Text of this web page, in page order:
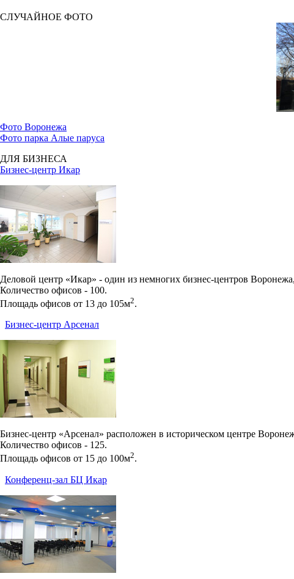
СЛУЧАЙНОЕ ФОТО
Фото Воронежа
Фото парка Алые паруса
ДЛЯ БИЗНЕСА
Бизнес-центр Икар
Деловой центр «Икар» - один из немногих бизнес-центров
Количество офисов - 100.
Площадь офисов от 13 до 105м2.
Бизнес-центр Арсенал
Бизнес-центр «Арсенал» расположен в историческом центре
Количество офисов - 125.
Площадь офисов от 15 до 100м2.
Конференц-зал БЦ Икар